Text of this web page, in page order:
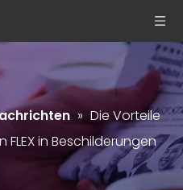
» Die Vorteile
in Beschilderungen